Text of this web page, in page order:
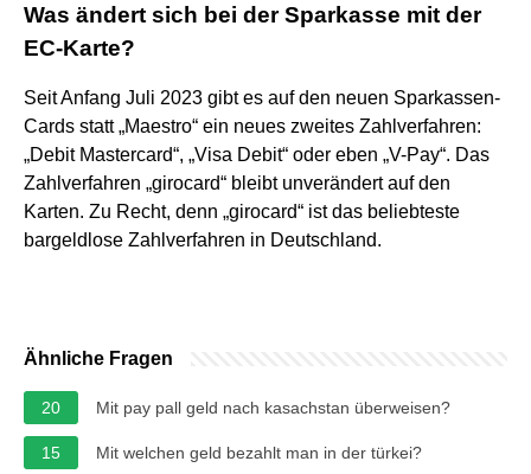
Was ändert sich bei der Sparkasse mit der
EC-Karte?
Seit Anfang Juli 2023 gibt es auf den neuen Sparkassen-
Cards statt „Maestro“ ein neues zweites Zahlverfahren:
„Debit Mastercard“, „Visa Debit“ oder eben „V-Pay“. Das
Zahlverfahren „girocard“ bleibt unverändert auf den
Karten. Zu Recht, denn „girocard“ ist das beliebteste
bargeldlose Zahlverfahren in Deutschland.
Ähnliche Fragen
20 Mit pay pall geld nach kasachstan überweisen?
15 Mit welchen geld bezahlt man in der türkei?